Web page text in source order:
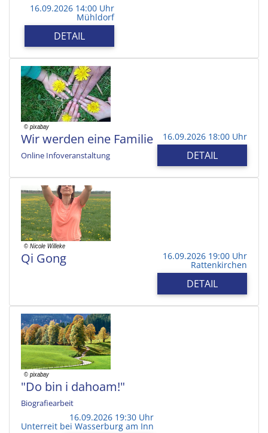
16.09.2026 14:00 Uhr
Mühldorf
DETAIL
Wir werden eine Familie
Online Infoveranstaltung
16.09.2026 18:00 Uhr
DETAIL
Qi Gong 16.09.2026 19:00 Uhr
Rattenkirchen
DETAIL
"Do bin i dahoam!"
Biografiearbeit
16.09.2026 19:30 Uhr
Unterreit bei Wasserburg am Inn